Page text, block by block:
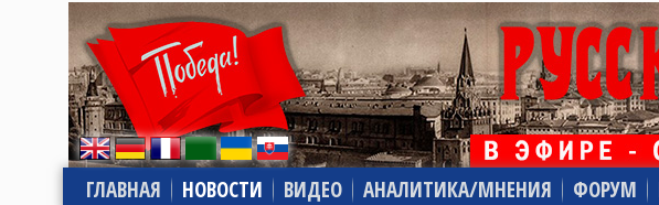
ГЛАВНАЯ НОВОСТИ ВИДЕО АНАЛИТИКА/МНЕНИЯ ФОРУМ